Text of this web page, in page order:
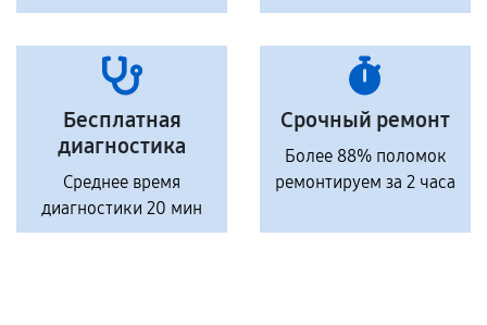
Бесплатная
диагностика
Среднее время
диагностики 20 мин
Срочный ремонт
Более 88% поломок
ремонтируем за 2 часа